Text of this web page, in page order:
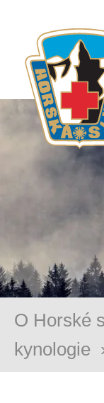
O Horské
kynologie